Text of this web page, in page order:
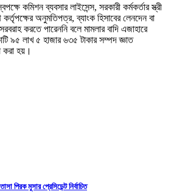
কমিশন ব্যবসার লাইসেন্স, সরকারী কর্মকর্তার স্ত্রী
অনুমতিপত্র, ব্যাংক হিসাবের লেনদেন বা
করতে পারেননি বলে মামলার বাদি এজাহারে
৯৫ লাখ ৫ হাজার ৬৩৫ টাকার সম্পদ জ্ঞাত
করা হয়।
পিরক মুসার প্রেসিডেন্ট নির্বাচিত